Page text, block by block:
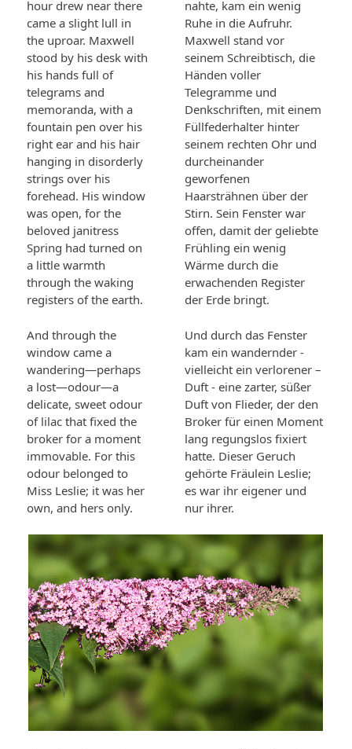
hour drew near there
came a slight lull in
the uproar. Maxwell
stood by his desk with
his hands full of
telegrams and
memoranda, with a
fountain pen over his
right ear and his hair
hanging in disorderly
strings over his
forehead. His window
was open, for the
beloved janitress
Spring had turned on
a little warmth
through the waking
registers of the earth.
nahte, kam ein wenig
Ruhe in die Aufruhr.
Maxwell stand vor
seinem Schreibtisch, die
Händen voller
Telegramme und
Denkschriften, mit einem
Füllfederhalter hinter
seinem rechten Ohr und
durcheinander
geworfenen
Haarsträhnen über der
Stirn. Sein Fenster war
offen, damit der geliebte
Frühling ein wenig
Wärme durch die
erwachenden Register
der Erde bringt.
And through the
window came a
wandering—perhaps
a lost—odour—a
delicate, sweet odour
of lilac that fixed the
broker for a moment
immovable. For this
odour belonged to
Miss Leslie; it was her
own, and hers only.
Und durch das Fenster
kam ein wandernder -
vielleicht ein verlorener –
Duft - eine zarter, süßer
Duft von Flieder, der den
Broker für einen Moment
lang regungslos fixiert
hatte. Dieser Geruch
gehörte Fräulein Leslie;
es war ihr eigener und
nur ihrer.